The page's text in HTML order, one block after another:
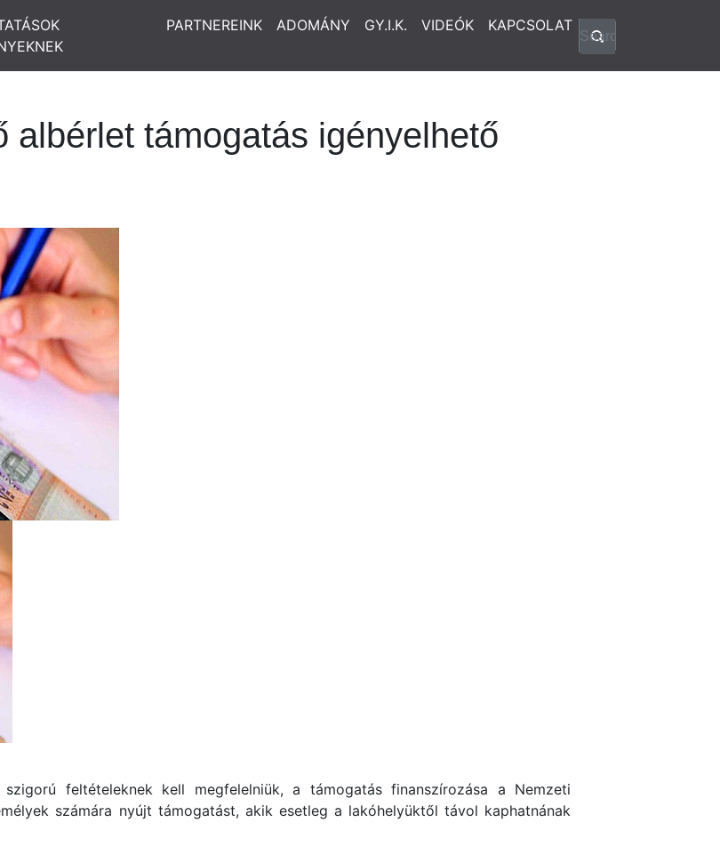
PARTNEREINK ADOMÁNY GY.I.K. VIDEÓK KAPCSOLAT
albérlet támogatás igényelhető
feltételeknek kell megfelelniük, a támogatás finanszírozása a Nemzeti
számára nyújt támogatást, akik esetleg a lakóhelyüktől távol kaphatnának